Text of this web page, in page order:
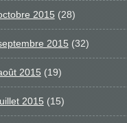
2015(28)
2015(32)
2015(19)
2015(15)